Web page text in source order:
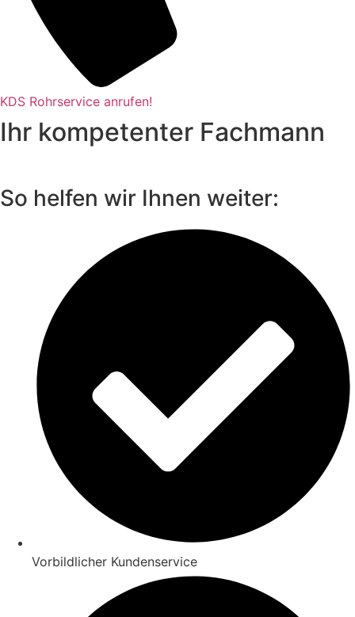
KDS Rohrservice anrufen!
Ihr kompetenter Fachmann
So helfen wir Ihnen weiter:
Vorbildlicher Kundenservice